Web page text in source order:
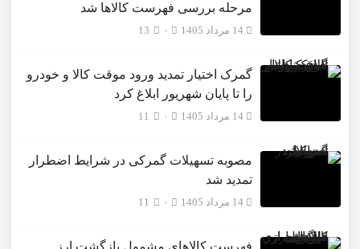
مرحله بررسی فهرست کالاها شد
14 مرداد 1405 13
گمرک اختیار تمدید ورود موقت کالا و خودرو
را تا پایان شهریور ابلاغ کرد
14 مرداد 1405 11
مصوبه تسهیلات گمرکی در شرایط اضطرار
تمدید شد
14 مرداد 1405 11